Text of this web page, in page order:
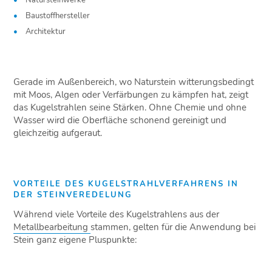
Baustoffhersteller
Architektur
Gerade im Außenbereich, wo Naturstein witterungsbedingt
mit Moos, Algen oder Verfärbungen zu kämpfen hat, zeigt
das Kugelstrahlen seine Stärken. Ohne Chemie und ohne
Wasser wird die Oberfläche schonend gereinigt und
gleichzeitig aufgeraut.
VORTEILE DES KUGELSTRAHLVERFAHRENS IN
DER STEINVEREDELUNG
Während viele Vorteile des Kugelstrahlens aus der
Metallbearbeitungstammen, gelten für die Anwendung bei
Stein ganz eigene Pluspunkte: